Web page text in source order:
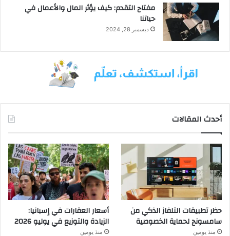
مفتاح التقدم: كيف يؤثر المال والأعمال في
حياتنا
ديسمبر 28, 2024
أحدث المقالات
حظر تطبيقات التلفاز الذكي من
سامسونج لحماية الخصوصية
منذ يومين
أسعار العقارات في إسبانيا:
الزيادة والتوزيع في يوليو 2026
منذ يومين